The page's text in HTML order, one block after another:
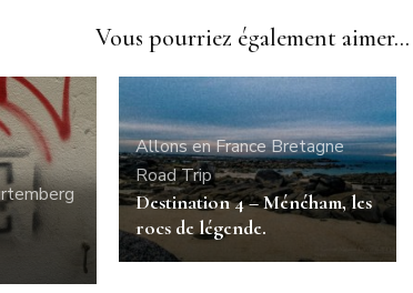
Vous pourriez également aimer...
Allons en FranceBretagne
Road Trip
Destination 4 – Ménéham, les
rocs de légende.